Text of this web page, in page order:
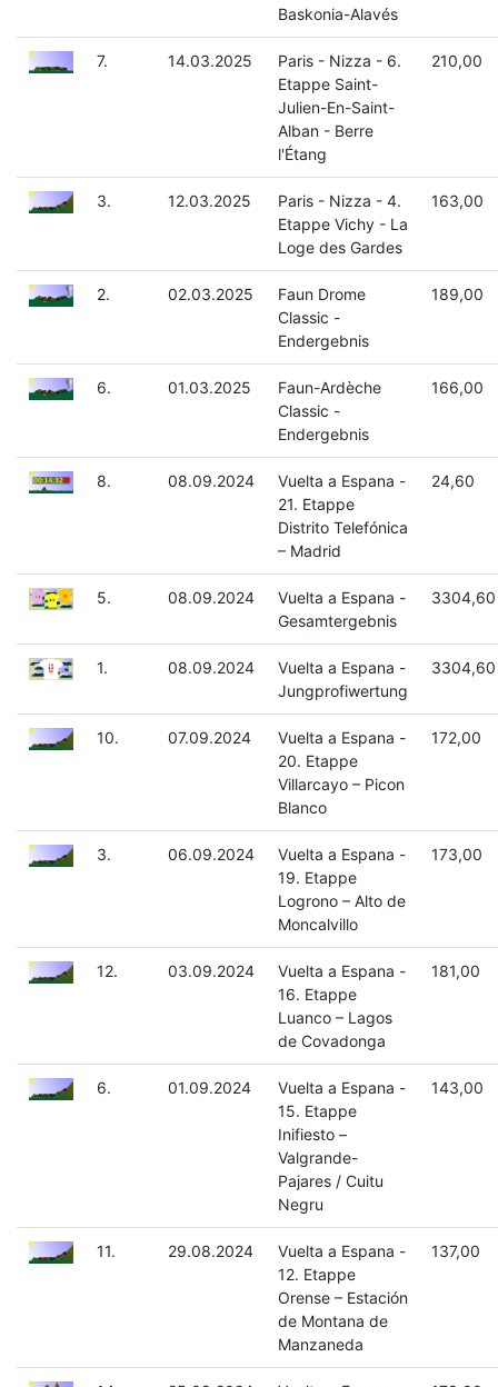
Baskonia-Alavés
7. 14.03.2025
Paris - Nizza - 6.
Etappe Saint-
Julien-En-Saint-
Alban - Berre
l'Étang
210,00
3. 12.03.2025
Paris - Nizza - 4.
Etappe Vichy - La
Loge des Gardes
163,00
2. 02.03.2025
Faun Drome
Classic -
Endergebnis
189,00
6. 01.03.2025
Faun-Ardèche
Classic -
Endergebnis
166,00
8. 08.09.2024
Vuelta a Espana -
21. Etappe
Distrito Telefónica
– Madrid
24,60
5. 08.09.2024
Vuelta a Espana -
Gesamtergebnis
3304,60
1. 08.09.2024
Vuelta a Espana -
Jungprofiwertung
3304,60
10. 07.09.2024
Vuelta a Espana -
20. Etappe
Villarcayo – Picon
Blanco
172,00
3. 06.09.2024
Vuelta a Espana -
19. Etappe
Logrono – Alto de
Moncalvillo
173,00
12. 03.09.2024
Vuelta a Espana -
16. Etappe
Luanco – Lagos
de Covadonga
181,00
6. 01.09.2024
Vuelta a Espana -
15. Etappe
Inifiesto –
Valgrande-
Pajares / Cuitu
Negru
143,00
11. 29.08.2024
Vuelta a Espana -
12. Etappe
Orense – Estación
de Montana de
Manzaneda
137,00